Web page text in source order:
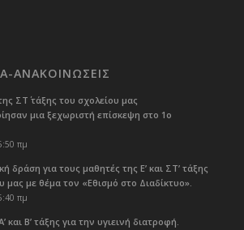
ΑΝΑΚΟΙΝΩΣΕΙΣ
ΣΤ΄ τάξης του σχολείου μας
μια ξεχωριστή επίσκεψη στο 1ο
πμ
δράση για τους μαθητές της Ε’ και ΣΤ’ τάξης
μας με θέμα τον «Εθισμό στο Διαδίκτυο».
πμ
και Β’ τάξης για την υγιεινή διατροφή.